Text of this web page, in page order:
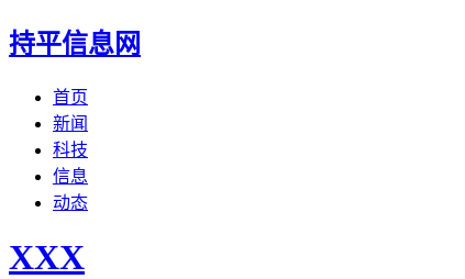
持平信息网
首页
新闻
科技
信息
动态
XXX